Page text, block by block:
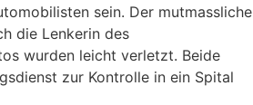
sein. Der mutmassliche
die Lenkerin des
wurden leicht verletzt. Beide
zur Kontrolle in ein Spital